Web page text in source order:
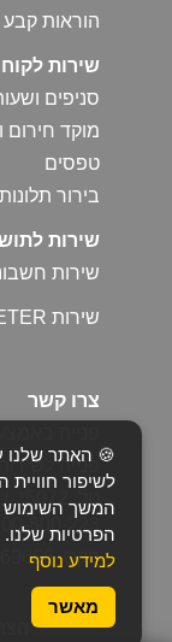
הוראות קבע
שירות
סניפים
מוקד חירום
טפסים
בירור תלונות
שירות
שירות
שירות READ YOUR METER
צרו קשר
פנייה
800-223
פקס. 04-8569666
לשיפור
המשך השימוש
הפרטיות שלנו.
למידע נוסף
מאשר